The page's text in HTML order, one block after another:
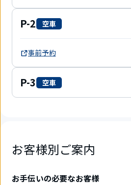
P-2 空車
事前予約
P-3 空車
お客様別ご案内
お手伝いの必要なお客様